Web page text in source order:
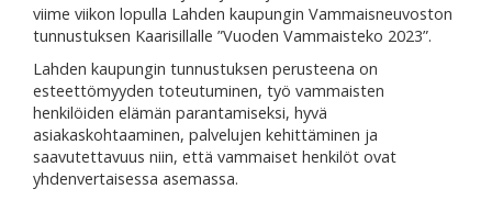
viime viikon lopulla Lahden kaupungin Vammaisneuvoston
tunnustuksen Kaarisillalle ”Vuoden Vammaisteko 2023”.
Lahden kaupungin tunnustuksen perusteena on
esteettömyyden toteutuminen, työ vammaisten
henkilöiden elämän parantamiseksi, hyvä
asiakaskohtaaminen, palvelujen kehittäminen ja
saavutettavuus niin, että vammaiset henkilöt ovat
yhdenvertaisessa asemassa.